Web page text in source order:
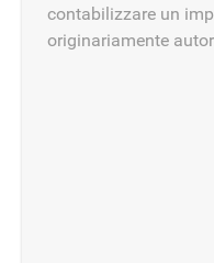
contabilizzare un
originariamente